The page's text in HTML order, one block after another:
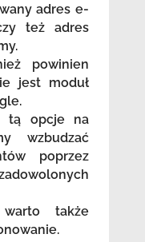
adres e-
też adres
powinien
jest moduł
tą opcje na
wzbudzać
poprzez
także